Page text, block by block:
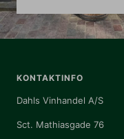
KONTAKTINFO
Dahls Vinhandel A/S
Sct. Mathiasgade 76